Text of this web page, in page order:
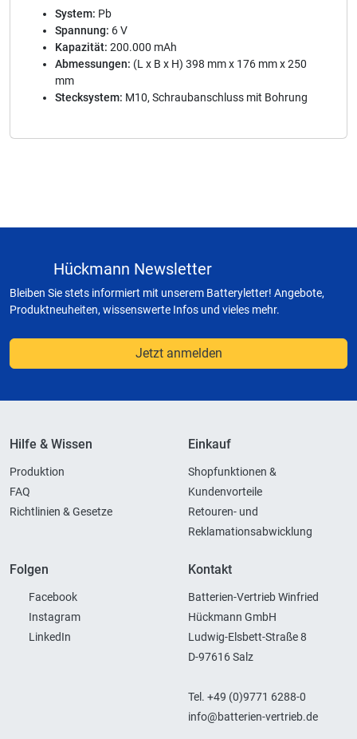
System: Pb
Spannung: 6 V
Kapazität: 200.000 mAh
Abmessungen: (L x B x H) 398 mm x 176 mm x 250
mm
Stecksystem: M10, Schraubanschluss mit Bohrung
Hückmann Newsletter
Bleiben Sie stets informiert mit unserem Batteryletter! Angebote,
Produktneuheiten, wissenswerte Infos und vieles mehr.
Jetzt anmelden
Hilfe & Wissen
Produktion
FAQ
Richtlinien & Gesetze
Einkauf
Shopfunktionen &
Kundenvorteile
Retouren- und
Reklamationsabwicklung
Folgen
Facebook
Instagram
LinkedIn
Kontakt
Batterien-Vertrieb Winfried
Hückmann GmbH
Ludwig-Elsbett-Straße 8
D-97616 Salz
Tel. +49 (0)9771 6288-0
info@batterien-vertrieb.de